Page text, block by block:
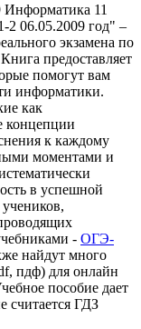
11
2 06.05.2009 год" –
экзамена по
предоставляет
помогут вам
информатики.
как
концепции
к каждому
моментами и
в успешной
- ОГЭ-
найдут много
пдф) для онлайн
пособие дает
считается ГДЗ